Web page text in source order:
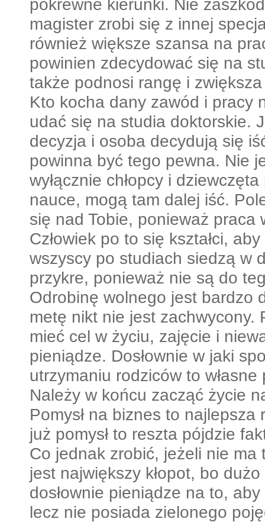
pokrewne kierunki. Nie
magister zrobi się z innej
również większe szansa na
powinien zdecydować się na
także podnosi rangę i
Kto kocha dany zawód i pracy
udać się na studia doktorskie.
decyzja i osoba decydują się
powinna być tego pewna. Nie
wyłącznie chłopcy i
nauce, mogą tam dalej iść.
się nad Tobie, ponieważ praca
Człowiek po to się kształci,
wszyscy po studiach siedzą w
przykre, ponieważ nie są do
Odrobinę wolnego jest bardzo
metę nikt nie jest zachwycony.
mieć cel w życiu, zajęcie i
pieniądze. Dosłownie w jaki
utrzymaniu rodziców to
Należy w końcu zacząć życie
Pomysł na biznes to
już pomysł to reszta pójdzie
Co jednak zrobić, jeżeli nie ma
jest największy kłopot, bo
dosłownie pieniądze na to,
lecz nie posiada zielonego